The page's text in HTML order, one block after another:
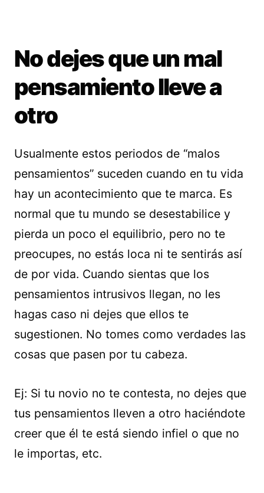
No dejes que un mal
pensamiento lleve a
otro
Usualmente estos periodos de “malos
pensamientos” suceden cuando en tu vida
hay un acontecimiento que te marca. Es
normal que tu mundo se desestabilice y
pierda un poco el equilibrio, pero no te
preocupes, no estás loca ni te sentirás así
de por vida. Cuando sientas que los
pensamientos intrusivos llegan, no les
hagas caso ni dejes que ellos te
sugestionen. No tomes como verdades las
cosas que pasen por tu cabeza.
Ej: Si tu novio no te contesta, no dejes que
tus pensamientos lleven a otro haciéndote
creer que él te está siendo infiel o que no
le importas, etc.